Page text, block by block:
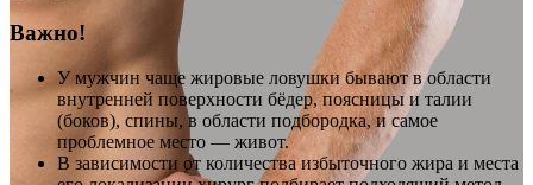
Важно!
У мужчин чаще жировые ловушки бывают в области
внутренней поверхности бёдер, поясницы и талии
(боков), спины, в области подбородка, и самое
проблемное место — живот.
В зависимости от количества избыточного жира и места